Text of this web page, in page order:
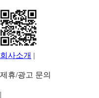
회사소개 |
제휴/광고 문의
|